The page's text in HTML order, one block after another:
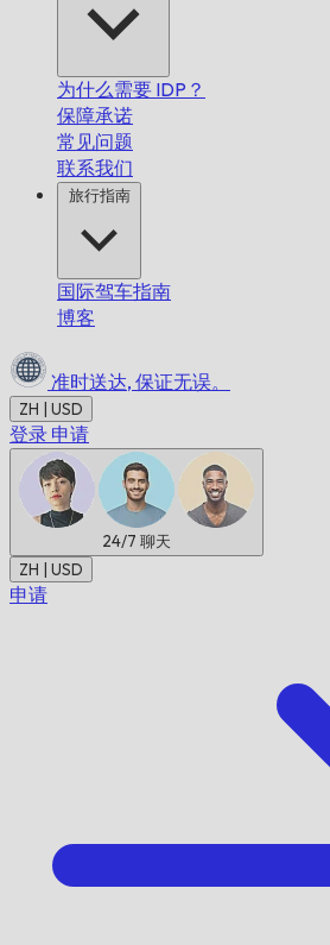
为什么需要 IDP？
保障承诺
常见问题
联系我们
旅行指南
国际驾车指南
博客
准时送达, 保证无误。
ZH | USD
登录 申请
24/7 聊天
ZH | USD
申请